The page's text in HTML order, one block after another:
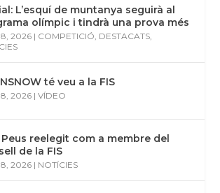
L’esquí de muntanya seguirà al
olímpic i tindrà una prova més
2026 | COMPETICIÓ, DESTACATS,
té veu a la FIS
2026 |VÍDEO
Peus reelegit com a membre del
de la FIS
2026 | NOTÍCIES